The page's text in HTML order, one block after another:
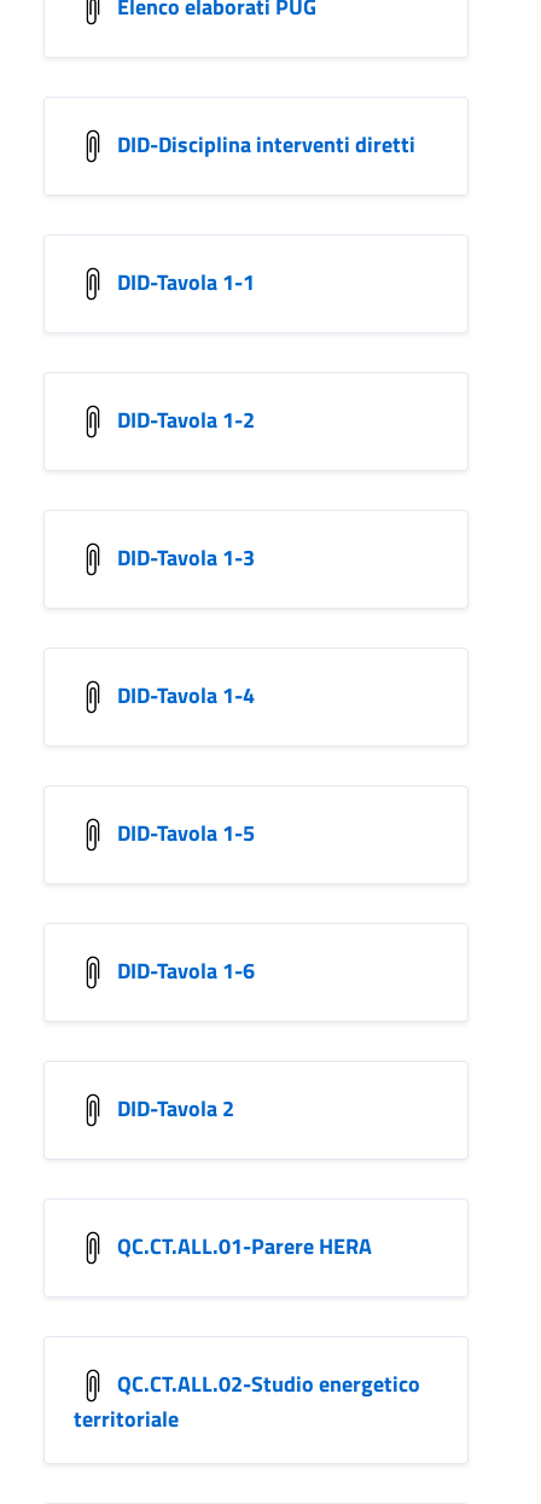
DID-Disciplina interventi diretti
DID-Tavola 1-1
DID-Tavola 1-2
DID-Tavola 1-3
DID-Tavola 1-4
DID-Tavola 1-5
DID-Tavola 1-6
DID-Tavola 2
QC.CT.ALL.01-Parere HERA
QC.CT.ALL.02-Studio energetico
territoriale